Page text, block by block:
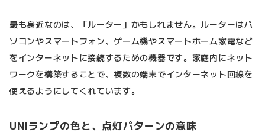
最も身近なのは、「ルーター」かもしれません。ルーターはパ
ソコンやスマートフォン、ゲーム機やスマートホーム家電など
をインターネットに接続するための機器です。家庭内にネット
ワークを構築することで、複数の端末でインターネット回線を
使えるようにしてくれています。
UNIランプの色と、点灯パターンの意味